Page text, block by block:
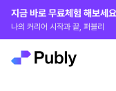
지금 바로 무료체험 해보세
나의 커리어 시작과 끝, 퍼블리